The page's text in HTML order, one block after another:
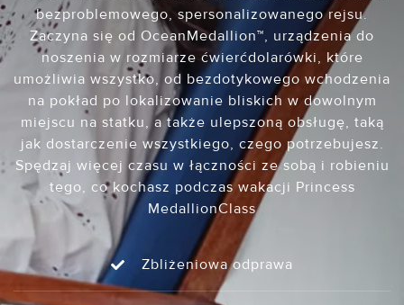
bezproblemowego, spersonalizowanego rejsu.
Zaczyna się od OceanMedallion™, urządzenia do
noszenia w rozmiarze ćwierćdolarówki, które
umożliwia wszystko, od bezdotykowego wchodzenia
na pokład po lokalizowanie bliskich w dowolnym
miejscu na statku, a także ulepszoną obsługę, taką
jak dostarczenie wszystkiego, czego potrzebujesz.
Spędzaj więcej czasu w łączności ze sobą i robieniu
tego, co kochasz podczas wakacji Princess
MedallionClass
Zbliżeniowa odprawa